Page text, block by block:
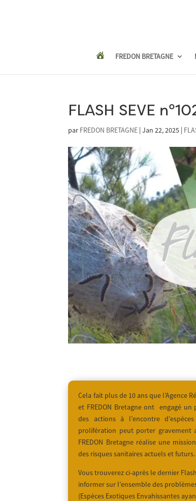
FREDON BRETAGNE
FLASH SEVE
par FREDON BRETAGNE |Jan 22, 2025 |
Cela fait plus de 10 ans que l’Agence
et FREDON Bretagne ont engagé
des actions à l’encontre
prolifération peut porter gravement
FREDON Bretagne réalise une
des risques sanitaires actuels et futurs.
Vous trouverez ci-après le dernier
informer sur l’ensemble des
(Espèces Exotiques Envahissantes